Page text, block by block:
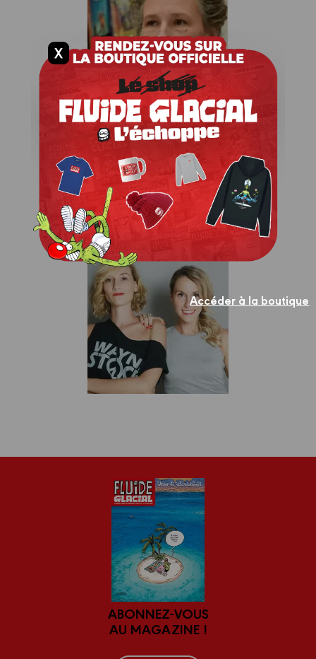
VIRGINIE
AUGUSTIN
Biographie
Albums
Dessinateur
ABDEL
BRUXELLES
Biographie
Scénariste
ANNE
SOPHIE
ET
MARIE
ALDINE
GIRARD
Biographie
ABONNEZ-VOUS
AU MAGAZINE !
Accéder à la boutique